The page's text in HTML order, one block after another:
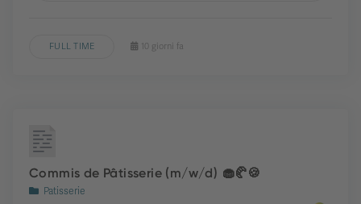
FULL TIME 10 giorni fa
Commis de Pâtisserie (m/w/d) 🧁🥐🍪
Patisserie